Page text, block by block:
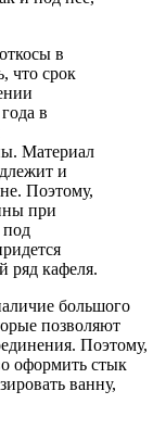
в
что срок
в
Материал
и
Поэтому,
при
под
ряд кафеля.
большого
позволяют
Поэтому,
оформить стык
ванну,